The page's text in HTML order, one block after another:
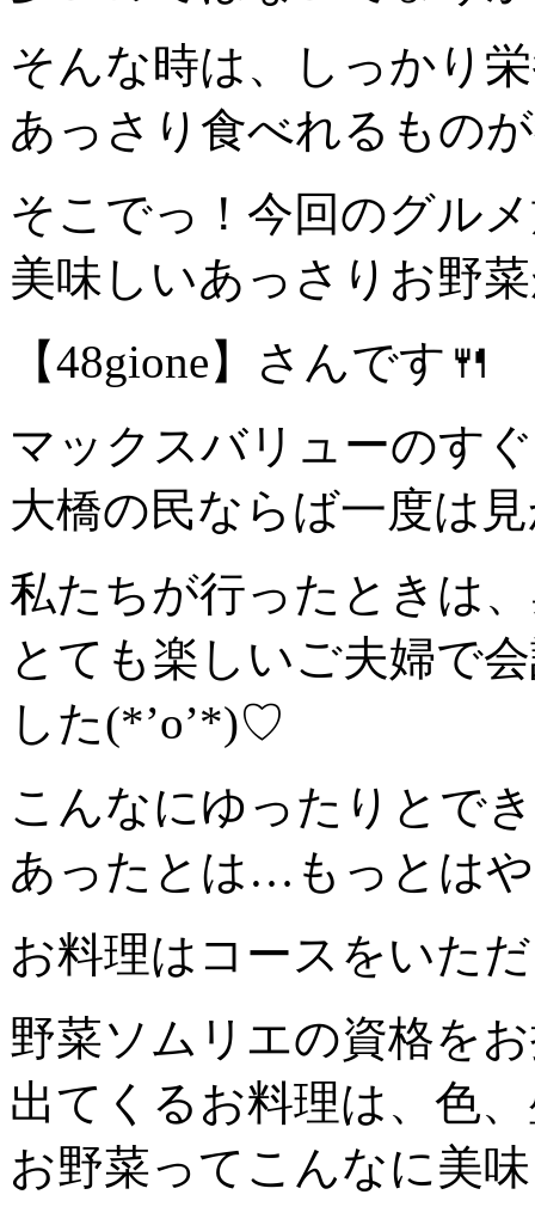
そんな時は、しっかり
あっさり食べれるもの
そこでっ！今回のグル
美味しいあっさりお野
【48gione】さんです🍴
マックスバリューのす
大橋の民ならば一度は
私たちが行ったときは
とても楽しいご夫婦で
した(*’o’*)♡
こんなにゆったりとで
あったとは…もっとは
お料理はコースをいた
野菜ソムリエの資格を
出てくるお料理は、色
お野菜ってこんなに美